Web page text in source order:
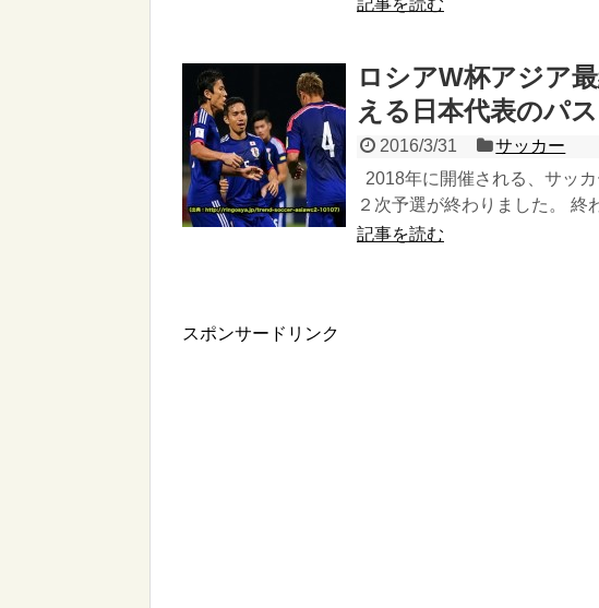
ロシアW杯アジア
える日本代表のパ
2016/3/31
サッカー
2018年に開催される、サッ
２次予選が終わりました。 終
記事を読む
スポンサードリンク